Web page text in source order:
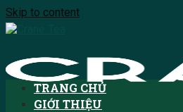
Skip to content
TRANG CHỦ
GIỚI THIỆU